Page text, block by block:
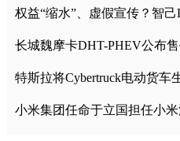
权益“缩水”、虚假宣传？智
长城魏摩卡DHT-PHEV公布售
特斯拉将Cybertruck电动货车